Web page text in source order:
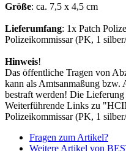
Größe: ca. 7,5 x 4,5 cm
Lieferumfang: 1x Patch
Polizeikommissar (PK, 1
Hinweis!
Das öffentliche Tragen von
kann als Amtsanmaßung bzw.
bestraft werden! Die
Weiterführende Links zu
Polizeikommissar (PK, 1
Fragen zum Artikel?
Weitere Artikel von